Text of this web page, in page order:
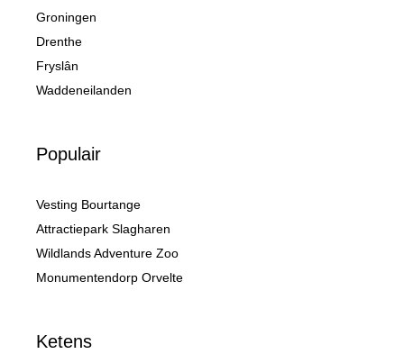
Groningen
Drenthe
Fryslân
Waddeneilanden
Populair
Vesting Bourtange
Attractiepark Slagharen
Wildlands Adventure Zoo
Monumentendorp Orvelte
Ketens